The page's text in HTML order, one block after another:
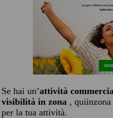
Se hai un’attività
visibilità in zona ,
per la tua attività.